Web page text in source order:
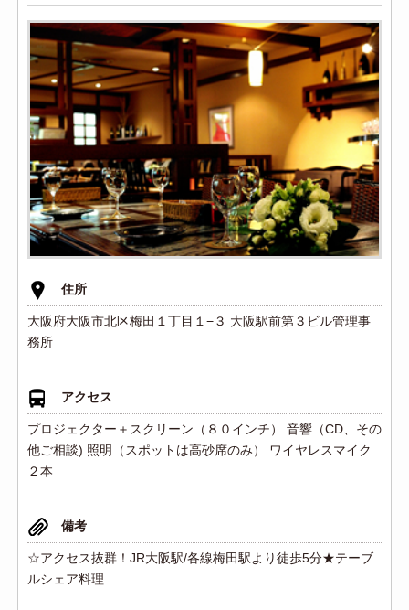
住所
大阪府大阪市北区梅田１丁目１−３ 大阪駅前第３ビル管理事
務所
アクセス
プロジェクター＋スクリーン（８０インチ） 音響（CD、その
他ご相談) 照明（スポットは高砂席のみ） ワイヤレスマイク
２本
備考
☆アクセス抜群！JR大阪駅/各線梅田駅より徒歩5分★テーブ
ルシェア料理